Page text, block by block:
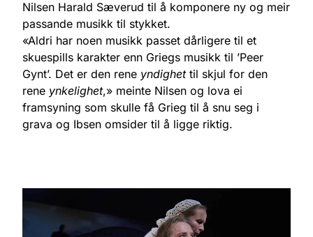
Nilsen Harald Sæverud til å komponere ny og meir
passande musikk til stykket.
«Aldri har noen musikk passet dårligere til et
skuespills karakter enn Griegs musikk til ’Peer
Gynt’. Det er den rene yndighettil skjul for den
rene ynkelighet,» meinte Nilsen og lova ei
framsyning som skulle få Grieg til å snu seg i
grava og Ibsen omsider til å ligge riktig.